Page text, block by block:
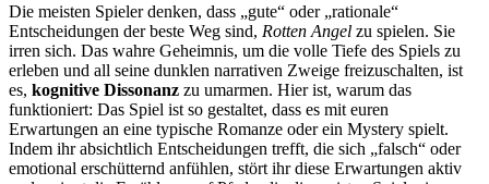
Die meisten Spieler denken, dass „gute“ oder „rationale“
Entscheidungen der beste Weg sind, Rotten Angel zu spielen. Sie
irren sich. Das wahre Geheimnis, um die volle Tiefe des Spiels zu
erleben und all seine dunklen narrativen Zweige freizuschalten, ist
es, kognitive Dissonanz zu umarmen. Hier ist, warum das
funktioniert: Das Spiel ist so gestaltet, dass es mit euren
Erwartungen an eine typische Romanze oder ein Mystery spielt.
Indem ihr absichtlich Entscheidungen trefft, die sich „falsch“ oder
emotional erschütternd anfühlen, stört ihr diese Erwartungen aktiv